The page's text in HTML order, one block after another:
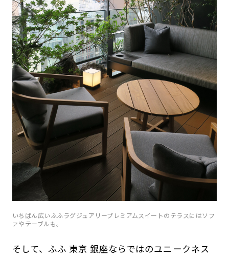
いちばん広いふふラグジュアリープレミアムスイートのテラスにはソフ
ァやテーブルも。
そして、ふふ 東京 銀座ならではのユニークネス